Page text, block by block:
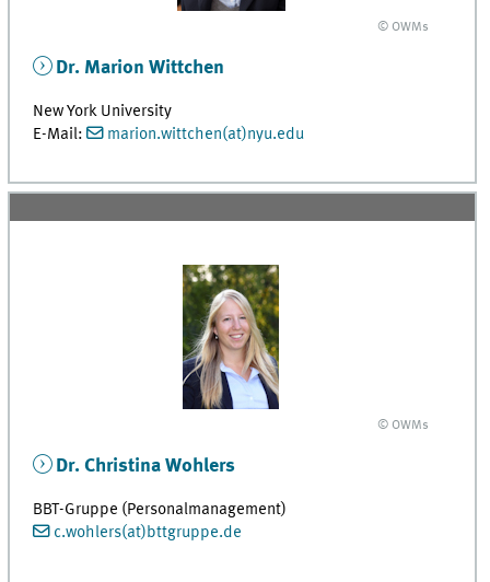
© OWMs
Dr. Marion Wittchen
New York University
E-Mail:
marion.wittchen(at)nyu.edu
© OWMs
Dr. Christina Wohlers
BBT-Gruppe (Personalmanagement)
c.wohlers(at)bttgruppe.de